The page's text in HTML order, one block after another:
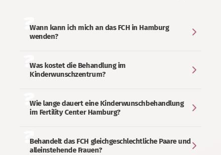
Wann kann ich mich an das FCH in Hamburg
wenden?
Was kostet die Behandlung im
Kinderwunschzentrum?
Wie lange dauert eine Kinderwunschbehandlung
im Fertility Center Hamburg?
Behandelt das FCH gleichgeschlechtliche Paare und
alleinstehende Frauen?